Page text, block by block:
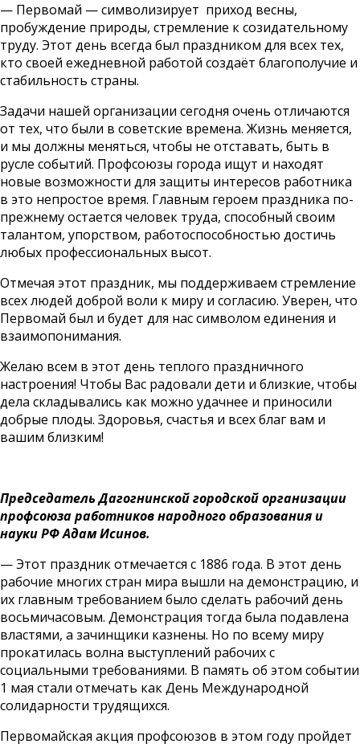
— Первомай — символизирует приход весны,
пробуждение природы, стремление к созидательному
труду. Этот день всегда был праздником для всех тех,
кто своей ежедневной работой создаёт благополучие и
стабильность страны.
Задачи нашей организации сегодня очень отличаются
от тех, что были в советские времена. Жизнь меняется,
и мы должны меняться, чтобы не отставать, быть в
русле событий. Профсоюзы города ищут и находят
новые возможности для защиты интересов работника
в это непростое время. Главным героем праздника по-
прежнему остается человек труда, способный своим
талантом, упорством, работоспособностью достичь
любых профессиональных высот.
Отмечая этот праздник, мы поддерживаем стремление
всех людей доброй воли к миру и согласию. Уверен, что
Первомай был и будет для нас символом единения и
взаимопонимания.
Желаю всем в этот день теплого праздничного
настроения! Чтобы Вас радовали дети и близкие, чтобы
дела складывались как можно удачнее и приносили
добрые плоды. Здоровья, счастья и всех благ вам и
вашим близким!
Председатель Дагогнинской городской организации
профсоюза работников народного образования и
науки РФ Адам Исинов.
— Этот праздник отмечается с 1886 года. В этот день
рабочие многих стран мира вышли на демонстрацию, и
их главным требованием было сделать рабочий день
восьмичасовым. Демонстрация тогда была подавлена
властями, а зачинщики казнены. Но по всему миру
прокатилась волна выступлений рабочих с
социальными требованиями. В память об этом событии
1 мая стали отмечать как День Международной
солидарности трудящихся.
Первомайская акция профсоюзов в этом году пройдет